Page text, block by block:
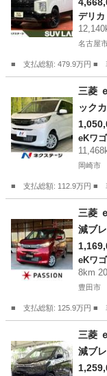
アゲ
ー パ
デリカ
名古屋
■ 支払総額: 479.9万円 ■
デ
三菱
ック
ス 衝
コー
ーム
eKワ
岡崎市
■ 支払総額: 112.9万円 ■
eKワ
三菱
減ブ
リー
ンチ
アコ
eKワ
8km
豊田市
■ 支払総額: 125.9万円 ■
eKワ
三菱
減ブ
アイ